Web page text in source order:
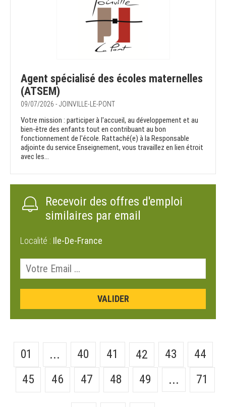
Agent spécialisé des écoles maternelles
(ATSEM)
09/07/2026 - JOINVILLE-LE-PONT
Votre mission : participer à l'accueil, au développement et au
bien-être des enfants tout en contribuant au bon
fonctionnement de l'école. Rattaché(e) à la Responsable
adjointe du service Enseignement, vous travaillez en lien étroit
avec les...
Recevoir des offres d'emploi
similaires par email
Localité : Ile-De-France
01 ... 40 41 42 43
44
45
46 47 48 49 ... 71